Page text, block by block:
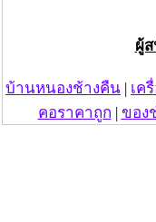
ผู้
บ้านหนองช้างคืน | เค
คอราคาถูก | ของ